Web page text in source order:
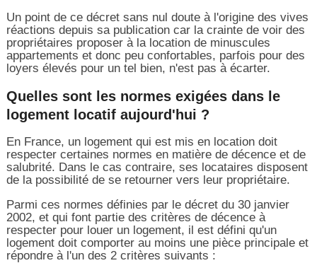
Un point de ce décret sans nul doute à l'origine des vives
réactions depuis sa publication car la crainte de voir des
propriétaires proposer à la location de minuscules
appartements et donc peu confortables, parfois pour des
loyers élevés pour un tel bien, n'est pas à écarter.
Quelles sont les normes exigées dans le
logement locatif aujourd'hui ?
En France, un logement qui est mis en location doit
respecter certaines normes en matière de décence et de
salubrité. Dans le cas contraire, ses locataires disposent
de la possibilité de se retourner vers leur propriétaire.
Parmi ces normes définies par le décret du 30 janvier
2002, et qui font partie des critères de décence à
respecter pour louer un logement, il est défini qu'un
logement doit comporter au moins une pièce principale et
répondre à l'un des 2 critères suivants :